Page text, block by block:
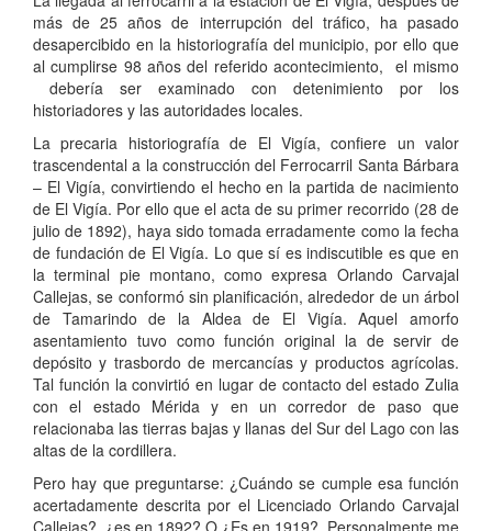
más de 25 años de interrupción del tráfico, ha pasado
desapercibido en la historiografía del municipio, por ello que
al cumplirse 98 años del referido acontecimiento, el mismo
debería ser examinado con detenimiento por los
historiadores y las autoridades locales.
La precaria historiografía de El Vigía, confiere un valor
trascendental a la construcción del Ferrocarril Santa Bárbara
– El Vigía, convirtiendo el hecho en la partida de nacimiento
de El Vigía. Por ello que el acta de su primer recorrido (28 de
julio de 1892), haya sido tomada erradamente como la fecha
de fundación de El Vigía. Lo que sí es indiscutible es que en
la terminal pie montano, como expresa Orlando Carvajal
Callejas, se conformó sin planificación, alrededor de un árbol
de Tamarindo de la Aldea de El Vigía. Aquel amorfo
asentamiento tuvo como función original la de servir de
depósito y trasbordo de mercancías y productos agrícolas.
Tal función la convirtió en lugar de contacto del estado Zulia
con el estado Mérida y en un corredor de paso que
relacionaba las tierras bajas y llanas del Sur del Lago con las
altas de la cordillera.
Pero hay que preguntarse: ¿Cuándo se cumple esa función
acertadamente descrita por el Licenciado Orlando Carvajal